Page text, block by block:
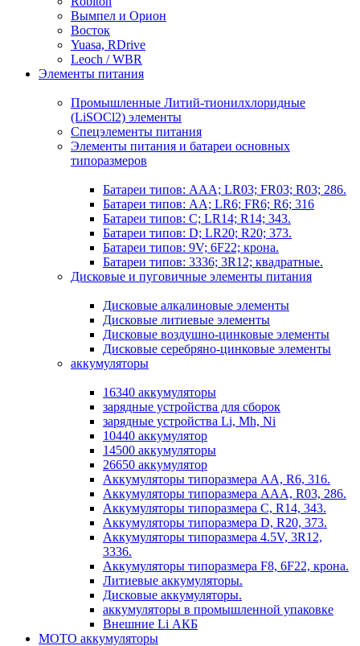
Вымпел и Орион
Восток
Yuasa, RDrive
Leoch / WBR
Элементы питания
Промышленные Литий-тионилхлоридные
(LiSOCl2) элементы
Спецэлементы питания
Элементы питания и батареи основных
типоразмеров
Батареи типов: AAA; LR03; FR03; R03; 286.
Батареи типов: AA; LR6; FR6; R6; 316
Батареи типов: C; LR14; R14; 343.
Батареи типов: D; LR20; R20; 373.
Батареи типов: 9V; 6F22; крона.
Батареи типов: 3336; 3R12; квадратные.
Дисковые и пуговичные элементы питания
Дисковые алкалиновые элементы
Дисковые литиевые элементы
Дисковые воздушно-цинковые элементы
Дисковые серебряно-цинковые элементы
аккумуляторы
16340 аккумуляторы
зарядные устройства для сборок
зарядные устройства Li, Mh, Ni
10440 аккумулятор
14500 аккумуляторы
26650 аккумулятор
Аккумуляторы типоразмера АА, R6, 316.
Аккумуляторы типоразмера ААА, R03, 286.
Аккумуляторы типоразмера С, R14, 343.
Аккумуляторы типоразмера D, R20, 373.
Аккумуляторы типоразмера 4.5V, 3R12,
3336.
Аккумуляторы типоразмера F8, 6F22, крона.
Литиевые аккумуляторы.
Дисковые аккумуляторы.
аккумуляторы в промышленной упаковке
Внешние Li АКБ
МОТО аккумуляторы